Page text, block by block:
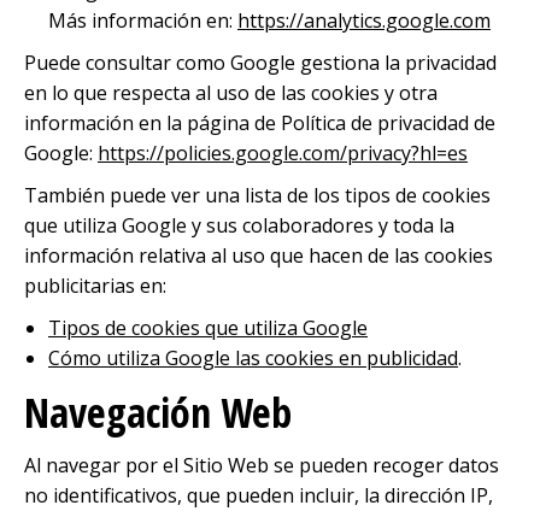
Más información en: https://analytics.google.com
Puede consultar como Google gestiona la privacidad
en lo que respecta al uso de las cookies y otra
información en la página de Política de privacidad de
Google: https://policies.google.com/privacy?hl=es
También puede ver una lista de los tipos de cookies
que utiliza Google y sus colaboradores y toda la
información relativa al uso que hacen de las cookies
publicitarias en:
Tipos de cookies que utiliza Google
Cómo utiliza Google las cookies en publicidad.
Navegación Web
Al navegar por el Sitio Web se pueden recoger datos
no identificativos, que pueden incluir, la dirección IP,